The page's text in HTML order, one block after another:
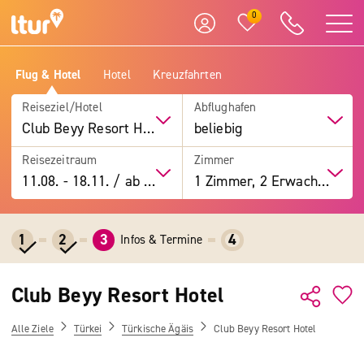
0
Flug & Hotel Hotel Kreuzfahrten
Reiseziel/Hotel
Club Beyy Resort Hotel
Abflughafen
beliebig
Reisezeitraum
11.08. -18.11. / ab 7 Tage
Zimmer
1 Zimmer, 2 Erwachsene
1 2 3 Infos & Termine 4
Club Beyy Resort Hotel
Alle Ziele Türkei Türkische Ägäis Club Beyy Resort Hotel